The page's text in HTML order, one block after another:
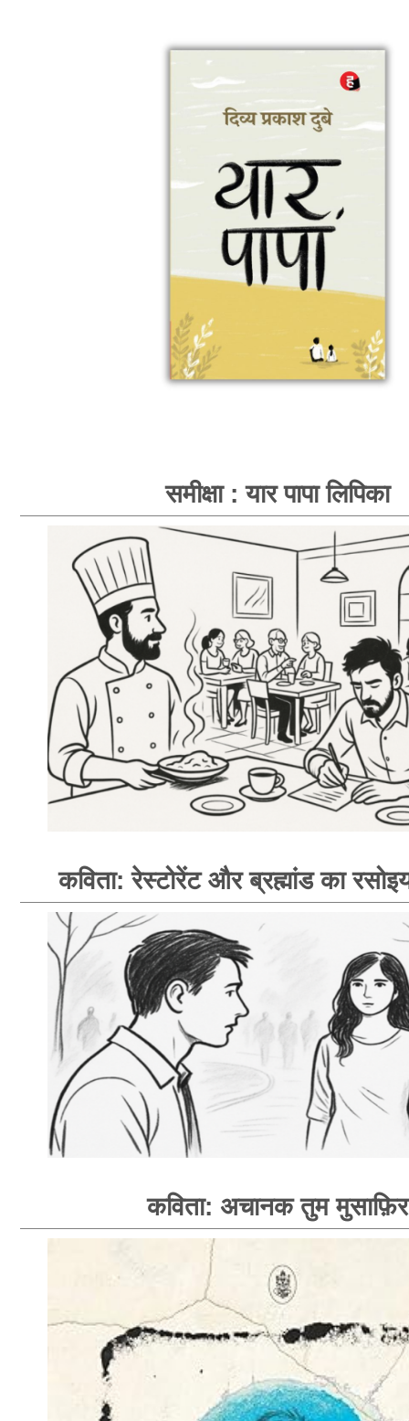
समीक्षा : यार पापा लिपिका
कविता: रेस्टोरेंट और ब्रह्मांड का
कविता: अचानक तुम मुसाफ़िर